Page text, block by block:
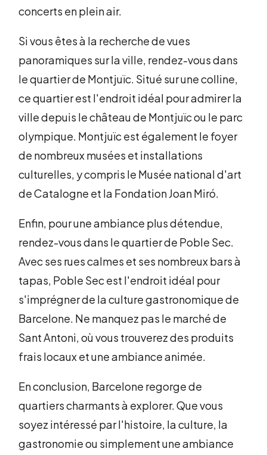
concerts en plein air.
Si vous êtes à la recherche de vues
panoramiques sur la ville, rendez-vous dans
le quartier de Montjuïc. Situé sur une colline,
ce quartier est l'endroit idéal pour admirer la
ville depuis le château de Montjuïc ou le parc
olympique. Montjuïc est également le foyer
de nombreux musées et installations
culturelles, y compris le Musée national d'art
de Catalogne et la Fondation Joan Miró.
Enfin, pour une ambiance plus détendue,
rendez-vous dans le quartier de Poble Sec.
Avec ses rues calmes et ses nombreux bars à
tapas, Poble Sec est l'endroit idéal pour
s'imprégner de la culture gastronomique de
Barcelone. Ne manquez pas le marché de
Sant Antoni, où vous trouverez des produits
frais locaux et une ambiance animée.
En conclusion, Barcelone regorge de
quartiers charmants à explorer. Que vous
soyez intéressé par l'histoire, la culture, la
gastronomie ou simplement une ambiance